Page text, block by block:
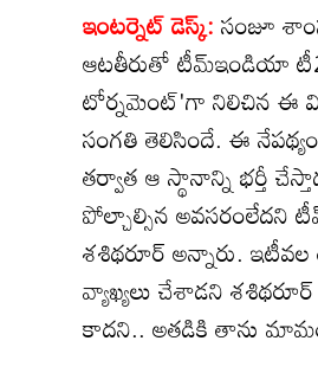
ఇంటర్నెట్ డెస్క్:సంజూ
ఆటతీరుతో టీమ్ఇండియా
టోర్నమెంట్‌'గా నిలిచిన ఈ వికెట్
సంగతి తెలిసిందే. ఈ
తర్వాత ఆ స్థానాన్ని భర్తీ
పోల్చాల్సిన అవసరంలేదని
శశిథరూర్ అన్నారు.
వ్యాఖ్యలు చేశాడని
కాదని.. అతడికి తాను